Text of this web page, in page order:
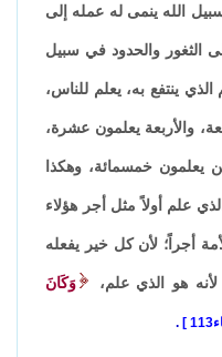
الله ينمى له عمله إلى
الثغور والحدود في سبيل
الذي ينتفع به، يعلم للناس،
والأربعة يعلمون عشرة،
يعلمون خمسمائة، وهكذا
علم أولاً مثل أجر هؤلاء
أجراً؛ لأن كل خير يفعله
لأنه هو الذي علم، وَكَانَ
.